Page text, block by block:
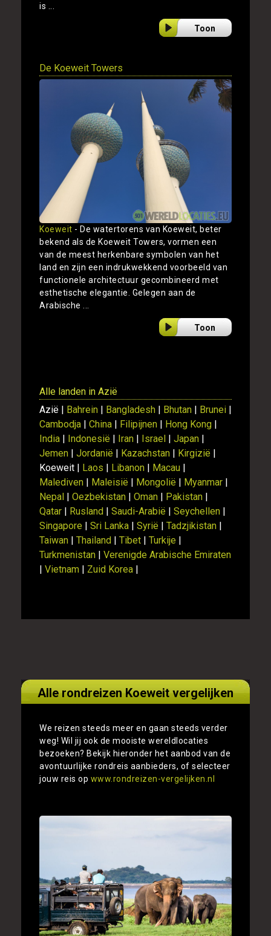
is ...
Toon
De Koeweit Towers
Koeweit - De watertorens van Koeweit, beter
bekend als de Koeweit Towers, vormen een
van de meest herkenbare symbolen van het
land en zijn een indrukwekkend voorbeeld van
functionele architectuur gecombineerd met
esthetische elegantie. Gelegen aan de
Arabische ...
Toon
Alle landen in Azië
Azië | Bahrein | Bangladesh | Bhutan | Brunei |
Cambodja | China | Filipijnen | Hong Kong |
India | Indonesië | Iran | Israel | Japan |
Jemen | Jordanië | Kazachstan | Kirgizië |
Koeweit | Laos | Libanon | Macau |
Malediven | Maleisië | Mongolië | Myanmar |
Nepal | Oezbekistan | Oman | Pakistan |
Qatar | Rusland | Saudi-Arabië | Seychellen |
Singapore | Sri Lanka | Syrië | Tadzjikistan |
Taiwan | Thailand | Tibet | Turkije |
Turkmenistan | Verenigde Arabische Emiraten
| Vietnam | Zuid Korea |
Alle rondreizen Koeweit vergelijken
We reizen steeds meer en gaan steeds verder
weg! Wil jij ook de mooiste wereldlocaties
bezoeken? Bekijk hieronder het aanbod van de
avontuurlijke rondreis aanbieders, of selecteer
jouw reis op www.rondreizen-vergelijken.nl